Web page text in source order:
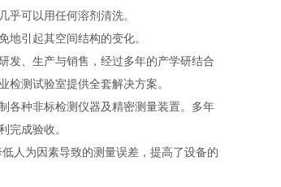
可以用任何溶剂清洗。
引起其空间结构的变化。
发、生产与销售，经过多年的产学研结合
测试验室提供全套解决方案。
各种非标检测仪器及精密测量装置。多年
完成验收。
人为因素导致的测量误差，提高了设备的